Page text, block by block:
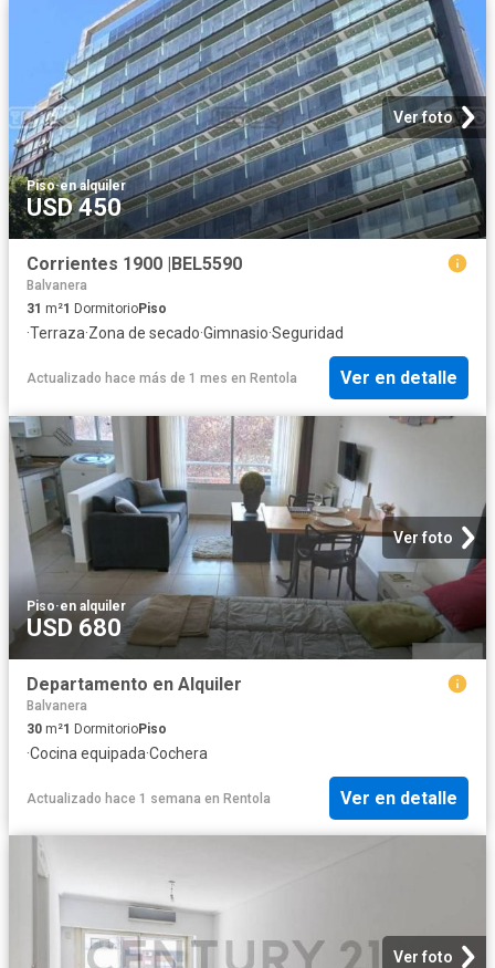
Ver foto
Piso·en alquiler
USD 450
Corrientes 1900 |BEL5590
Balvanera
31 m²1 DormitorioPiso
·Terraza·Zona de secado·Gimnasio·Seguridad
Actualizado hace más de 1 mes en Rentola Ver en detalle
Ver foto
Piso·en alquiler
USD 680
Departamento en Alquiler
Balvanera
30 m²1 DormitorioPiso
·Cocina equipada·Cochera
Actualizado hace 1 semana en Rentola Ver en detalle
Ver foto